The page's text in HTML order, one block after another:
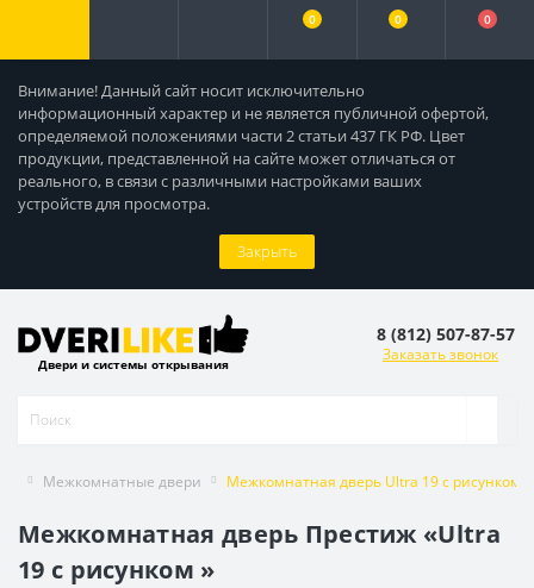
Внимание! Данный сайт носит исключительно
информационный характер и не является публичной офертой,
определяемой положениями части 2 статьи 437 ГК РФ. Цвет
продукции, представленной на сайте может отличаться от
реального, в связи с различными настройками ваших
устройств для просмотра.
Закрыть
0 0 0
Двери и системы открывания
8 (812) 507-87-57
Заказать звонок
Межкомнатные двери Межкомнатная дверь Ultra 19 с рисунком
Межкомнатная дверь Престиж «Ultra
19 с рисунком »